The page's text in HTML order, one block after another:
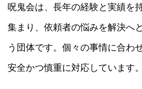
呪鬼会は、長年の経験と実績を
集まり、依頼者の悩みを解決へ
う団体です。個々の事情に合わ
安全かつ慎重に対応しています。